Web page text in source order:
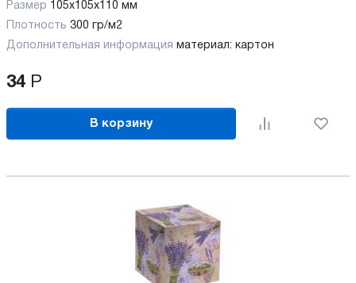
Размер 105х105х110 мм
Плотность 300 гр/м2
Дополнительная информация материал: картон
34 Р
В корзину